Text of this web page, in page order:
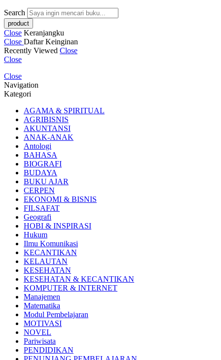
Search
Close Keranjangku
Close Daftar Keinginan
Recently Viewed Close
Close
Close
Navigation
Kategori
AGAMA & SPIRITUAL
AGRIBISNIS
AKUNTANSI
ANAK-ANAK
Antologi
BAHASA
BIOGRAFI
BUDAYA
BUKU AJAR
CERPEN
EKONOMI & BISNIS
FILSAFAT
Geografi
HOBI & INSPIRASI
Hukum
Ilmu Komunikasi
KECANTIKAN
KELAUTAN
KESEHATAN
KESEHATAN & KECANTIKAN
KOMPUTER & INTERNET
Manajemen
Matematika
Modul Pembelajaran
MOTIVASI
NOVEL
Pariwisata
PENDIDIKAN